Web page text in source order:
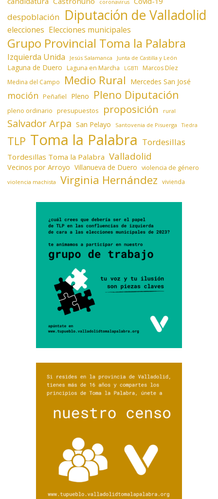
coronavirus
despoblación Diputación de Valladolid
elecciones Elecciones municipales
Grupo Provincial Toma la Palabra
Izquierda Unida Jesús Salamanca Junta de Castilla y León
Laguna de Duero Laguna en Marcha LGBTI Marcos Díez
Medina del Campo Medio Rural Mercedes San José
moción Peñafiel Pleno Pleno Diputación
pleno ordinario presupuestos proposición rural
Salvador Arpa San Pelayo Santovenia de Pisuerga Tiedra
TLP Toma la Palabra Tordesillas
Tordesillas Toma la Palabra Valladolid
Vecinos por Arroyo Villanueva de Duero violencia de género
violencia machista Virginia Hernández vivienda